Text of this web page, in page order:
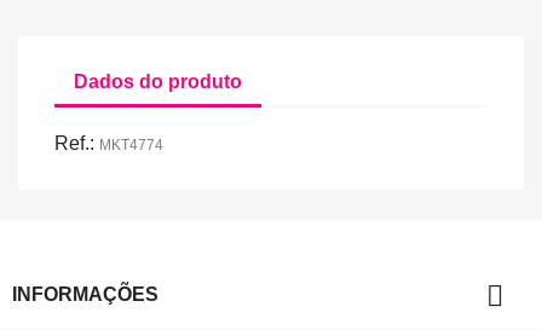
Dados do produto
Ref.: MKT4774
INFORMAÇÕES 